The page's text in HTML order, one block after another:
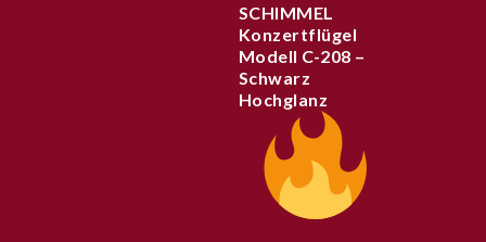
SCHIMMEL
Konzertflügel
Modell C-208 –
Schwarz
Hochglanz